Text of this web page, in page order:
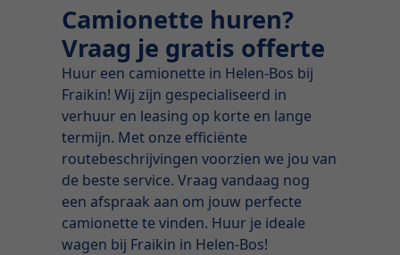
Camionette huren?
Vraag je gratis offerte
Huur een camionette in Helen-Bos bij
Fraikin! Wij zijn gespecialiseerd in
verhuur en leasing op korte en lange
termijn. Met onze efficiënte
routebeschrijvingen voorzien we jou van
de beste service. Vraag vandaag nog
een afspraak aan om jouw perfecte
camionette te vinden. Huur je ideale
wagen bij Fraikin in Helen-Bos!